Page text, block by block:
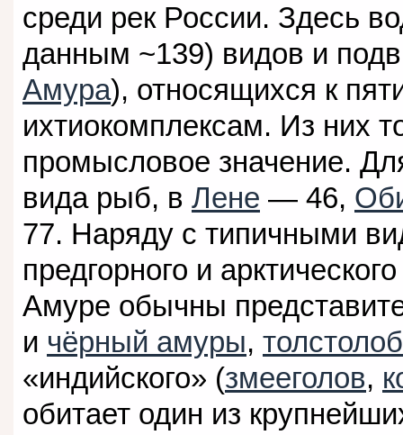
среди рек России. Здесь
данным ~139) видов и
Амура), относящихся к
ихтиокомплексам. Из них
промысловое значение.
вида рыб, в Лене — 46,
77. Наряду с типичными
предгорного и
Амуре обычны
и чёрный амуры, толстолоб
«индийского» (змееголов,
обитает один из